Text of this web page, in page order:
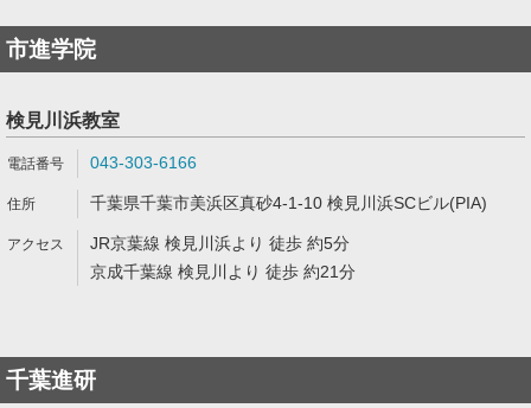
市進学院
検見川浜教室
043-303-6166
千葉県千葉市美浜区真砂4-1-10 検見川浜SCビル(PIA)
JR京葉線 検見川浜より 徒歩 約5分
京成千葉線 検見川より 徒歩 約21分
千葉進研